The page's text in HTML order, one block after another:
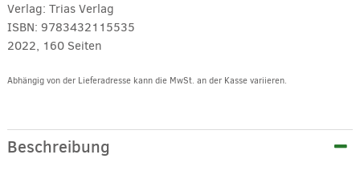
Verlag: Trias Verlag
ISBN: 9783432115535
2022, 160 Seiten
Abhängig von der Lieferadresse kann die MwSt. an der Kasse variieren.
Beschreibung